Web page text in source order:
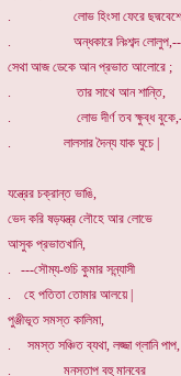
. লোভ হিংসা ফেরে ছদ্মবেশে
. অন্ধকারে নিঃশব্দ লোলুপ,--
সেথা আজ ডেকে আন প্রভাত আলোরে ;
. তার সাথে আন শান্তি,
. লোভ দীর্ণ তব ক্ষুব্ধ
. লালসার দৈন্য যাক ঘুচে |
যন্ত্রের চক্রান্ত ভাঙি,
ভেদ করি ষড়যন্ত্র লৌহে আর লোভে
আসুক প্রভাতখানি,
. ---সৌম্য-শুচি কুমার সন্ন্যাসী
. হে পতিতা তোমার আলয়ে |
পুঞ্জীভূত সমস্ত কালিমা,
. সমস্ত সঞ্চিত ব্যথা, লজ্জা গ্লানি পাপ,
. মনস্তাপ বহু মানবের